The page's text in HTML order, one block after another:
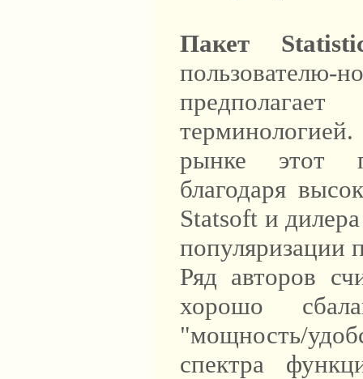
Пакет
рынке этот
благодаря
Statsoft и
популяризации
Ряд авторов
хорошо
"мощность/
спектра